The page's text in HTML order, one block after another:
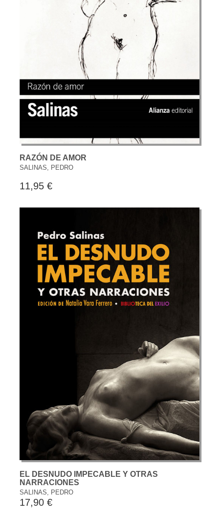
RAZÓN DE AMOR
SALINAS, PEDRO
11,95 €
EL DESNUDO IMPECABLE Y OTRAS
NARRACIONES
SALINAS, PEDRO
17,90 €